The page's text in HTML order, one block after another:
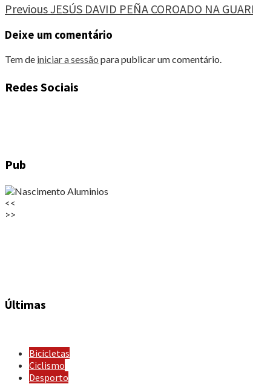
Continue
Reading
PreviousJESÚS DAVID PEÑA COROADO NA
Deixe um comentário
Tem de iniciar a sessão para publicar um comentário.
Redes Sociais
Pub
<<
>>
Últimas
Bicicletas
Ciclismo
Desporto